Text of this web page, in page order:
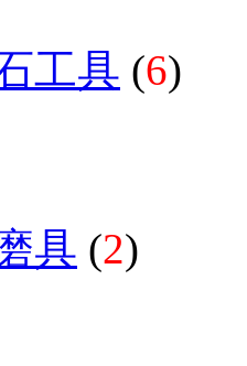
工具 (6)
具 (2)